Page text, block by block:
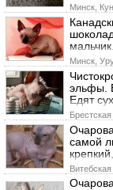
Минск,
Минск,
эльфы.
Едят
самой